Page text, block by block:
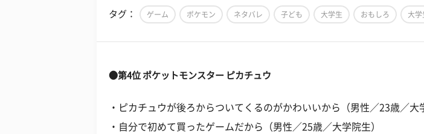
タグ： ゲーム ポケモン ネタバレ 子ども 大学生 おもしろ 大学
●第4位 ポケットモンスター ピカチュウ
・ピカチュウが後ろからついてくるのがかわいいから（男性／23歳／大
・自分で初めて買ったゲームだから（男性／25歳／大学院生）